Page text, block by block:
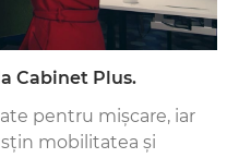
Cabinet Plus.
pentru mișcare, iar
mobilitatea și